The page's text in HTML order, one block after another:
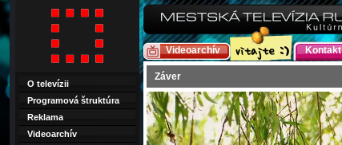
Videoarchív Kontakt
Záver
O televízii
Programová štruktúra
Reklama
Videoarchív